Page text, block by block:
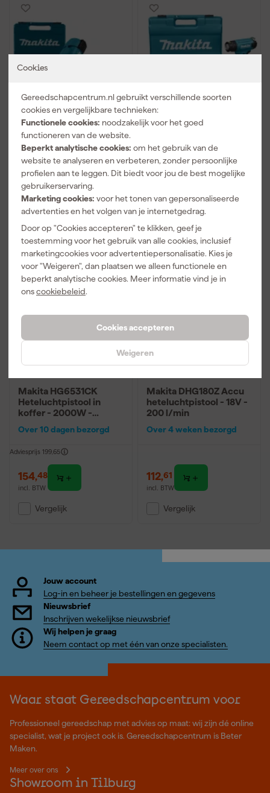
Cookies
Gereedschapcentrum.nl gebruikt verschillende soorten
cookies en vergelijkbare technieken:
Functionele cookies: noodzakelijk voor het goed
functioneren van de website.
Beperkt analytische cookies: om het gebruik van de
website te analyseren en verbeteren, zonder persoonlijke
profielen aan te leggen. Dit biedt voor jou de best mogelijke
gebruikerservaring.
Marketing cookies: voor het tonen van gepersonaliseerde
advertenties en het volgen van je internetgedrag.
Door op "Cookies accepteren" te klikken, geef je
toestemming voor het gebruik van alle cookies, inclusief
marketingcookies voor advertentiepersonalisatie. Kies je
voor "Weigeren", dan plaatsen we alleen functionele en
beperkt analytische cookies. Meer informatie vind je in
onscookiebeleid.
Cookies accepteren
Weigeren
Makita HG6031VK
Heteluchtpistool in
koffer
Morgen bezorgd
Adviesprijs 114,95
91,
Vergelijk
Makita DHG181RT 18V
heteluchtpistool set (1x
5,0Ah) in koffer - 550°C
- 200l/min
Morgen bezorgd
266, 43
Vergelijk
Makita HG6531CK
Heteluchtpistool in
koffer - 2000W -
Over 10 dagen bezorgd
Adviesprijs 199,65
154,48
incl. BTW
Vergelijk
Makita DHG180Z Accu
heteluchtpistool - 18V -
200 l/min
Over 4 weken bezorgd
112,61
incl. BTW
Vergelijk
Jouw account
Log-in en beheer je bestellingen en gegevens
Nieuwsbrief
Inschrijven wekelijkse nieuwsbrief
Wij helpen je graag
Neem contact op met één van onze specialisten.
Waar staat Gereedschapcentrum voor
Professioneel gereedschap met advies op maat: wij zijn dé online
specialist, wat je project ook is. Gereedschapcentrum is Beter
Maken.
Meer over ons
Showroom in Tilburg